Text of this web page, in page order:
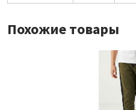
Похожие товары